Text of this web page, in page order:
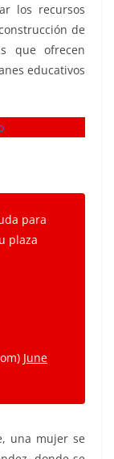
los recursos
de
que ofrecen
educativos
para
plaza
June
una mujer se